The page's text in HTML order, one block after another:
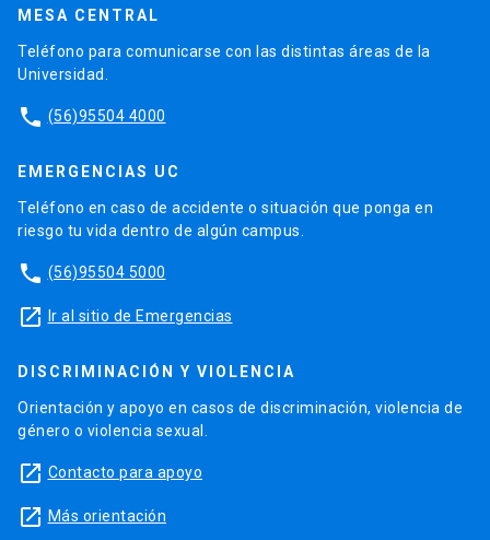
MESA CENTRAL
Teléfono para comunicarse con las distintas áreas de la
Universidad.
phone (56)95504 4000
EMERGENCIAS UC
Teléfono en caso de accidente o situación que ponga en
riesgo tu vida dentro de algún campus.
phone (56)95504 5000
launch Ir al sitio de Emergencias
DISCRIMINACIÓN Y VIOLENCIA
Orientación y apoyo en casos de discriminación, violencia de
género o violencia sexual.
launch Contacto para apoyo
launch Más orientación